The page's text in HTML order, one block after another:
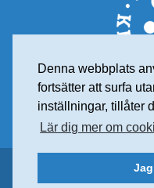
Denna webbplats
fortsätter att surfa
inställningar, tillåter
Lär dig mer om
© 2015 Svenska
Personuppgiftspolicy| Org